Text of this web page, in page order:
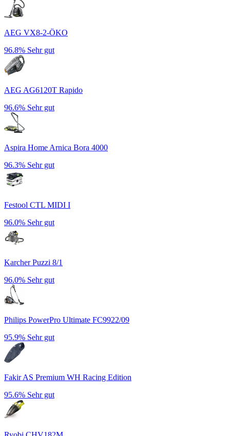
AEG VX8-2-ÖKO
96.8% Sehr gut
AEG AG6120T Rapido
96.6% Sehr gut
Aspira Home Arnica Bora 4000
96.3% Sehr gut
Festool CTL MIDI I
96.0% Sehr gut
Karcher Puzzi 8/1
96.0% Sehr gut
Philips PowerPro Ultimate FC9922/09
95.9% Sehr gut
Fakir AS Premium WH Racing Edition
95.6% Sehr gut